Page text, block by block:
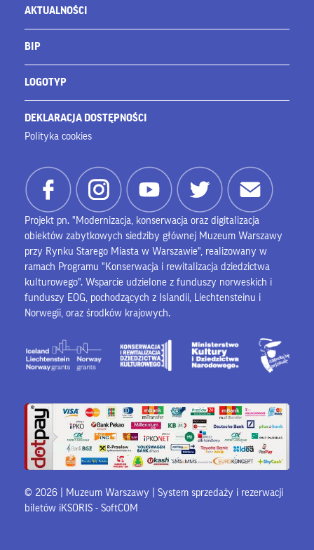
AKTUALNOŚCI
BIP
LOGOTYP
DEKLARACJA DOSTĘPNOŚCI
Polityka cookies
Projekt pn. "Modernizacja, konserwacja oraz digitalizacja
obiektów zabytkowych siedziby głównej Muzeum Warszawy
przy Rynku Starego Miasta w Warszawie", realizowany w
ramach Programu "Konserwacja i rewitalizacja dziedzictwa
kulturowego". Wsparcie udzielone z funduszy norweskich i
funduszy EOG, pochodzących z Islandii, Liechtensteinu i
Norwegii, oraz środków krajowych.
© 2026 | Muzeum Warszawy | System sprzedaży i rezerwacji
biletów iKSORIS - SoftCOM